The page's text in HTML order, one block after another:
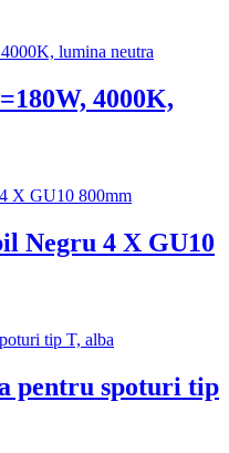
4000K,
Negru 4 X GU10
pentru spoturi tip